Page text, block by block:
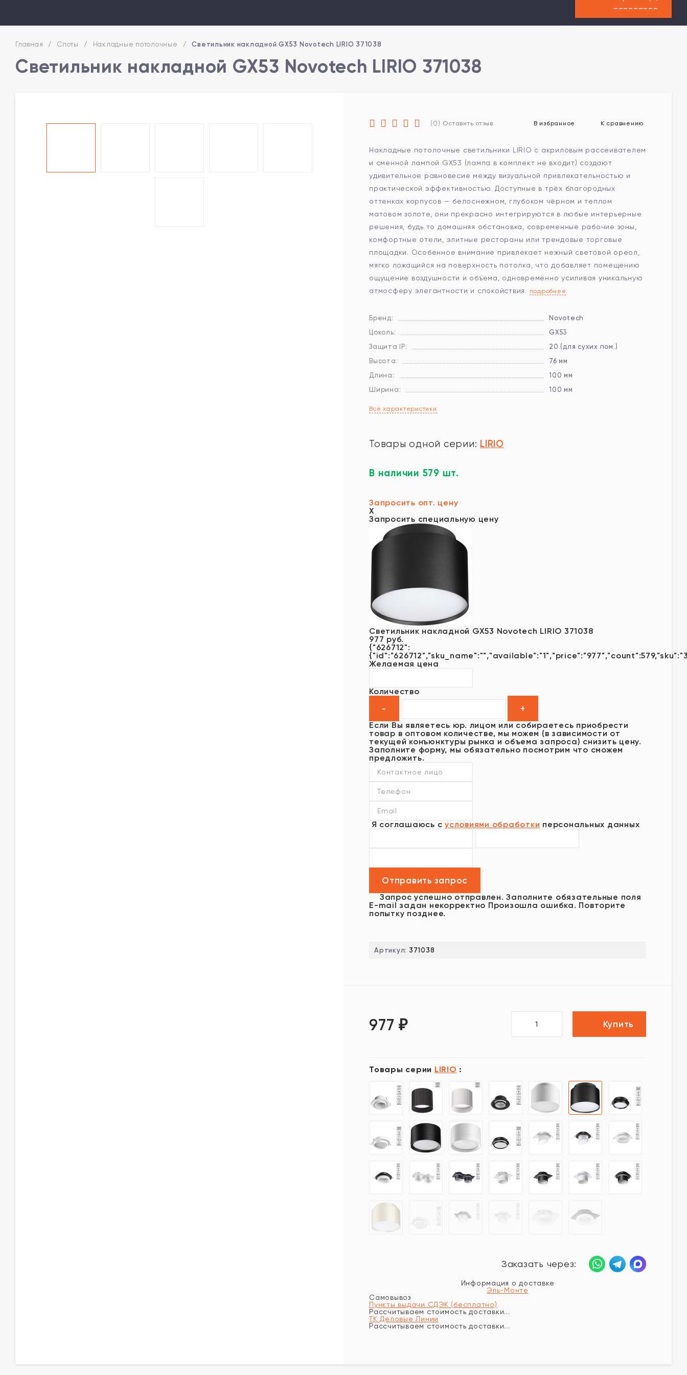
---------
Главная / Споты / Накладные потолочные / Светильник накладной GX53 Novotech LIRIO 371038
Светильник накладной GX53 Novotech LIRIO 371038
(0) Оставить отзыв В избранное К сравнению
Накладные потолочные светильники LIRIO с акриловым рассеивателем
и сменной лампой GX53 (лампа в комплект не входит) создают
удивительное равновесие между визуальной привлекательностью и
практической эффективностью. Доступные в трёх благородных
оттенках корпусов — белоснежном, глубоком чёрном и теплом
матовом золоте, они прекрасно интегрируются в любые интерьерные
решения, будь то домашняя обстановка, современные рабочие зоны,
комфортные отели, элитные рестораны или трендовые торговые
площадки. Особенное внимание привлекает нежный световой ореол,
мягко ложащийся на поверхность потолка, что добавляет помещению
ощущение воздушности и объема, одновременно усиливая уникальную
атмосферу элегантности и спокойствия. подробнее
Бренд:
Novotech
Цоколь:
GX53
Защита IP:
20 (для сухих пом.)
Высота:
76 мм
Длина:
100 мм
Ширина:
100 мм
Все характеристики
Товары одной серии: LIRIO
В наличии 579 шт.
Запросить опт. цену
X
Запросить специальную цену
Светильник накладной GX53 Novotech LIRIO 371038
977 руб.
{"626712":
Желаемая цена
Количество
Если Вы являетесь юр. лицом или собираетесь приобрести
товар в оптовом количестве, мы можем (в зависимости от
текущей конъюнктуры рынка и объема запроса) снизить цену.
Заполните форму, мы обязательно посмотрим что сможем
предложить.
Я соглашаюсь с условиями обработки персональных данных
Запрос успешно отправлен. Заполните обязательные поля
E-mail задан некорректно Произошла ошибка. Повторите
попытку позднее.
Артикул: 371038
977 ₽ Купить
Товары серии LIRIO :
Заказать через:
Информация о доставке
Эль-Монте
Самовывоз
Пункты выдачи СДЭК (бесплатно)
Рассчитываем стоимость доставки...
ТК Деловые Линии
Рассчитываем стоимость доставки...